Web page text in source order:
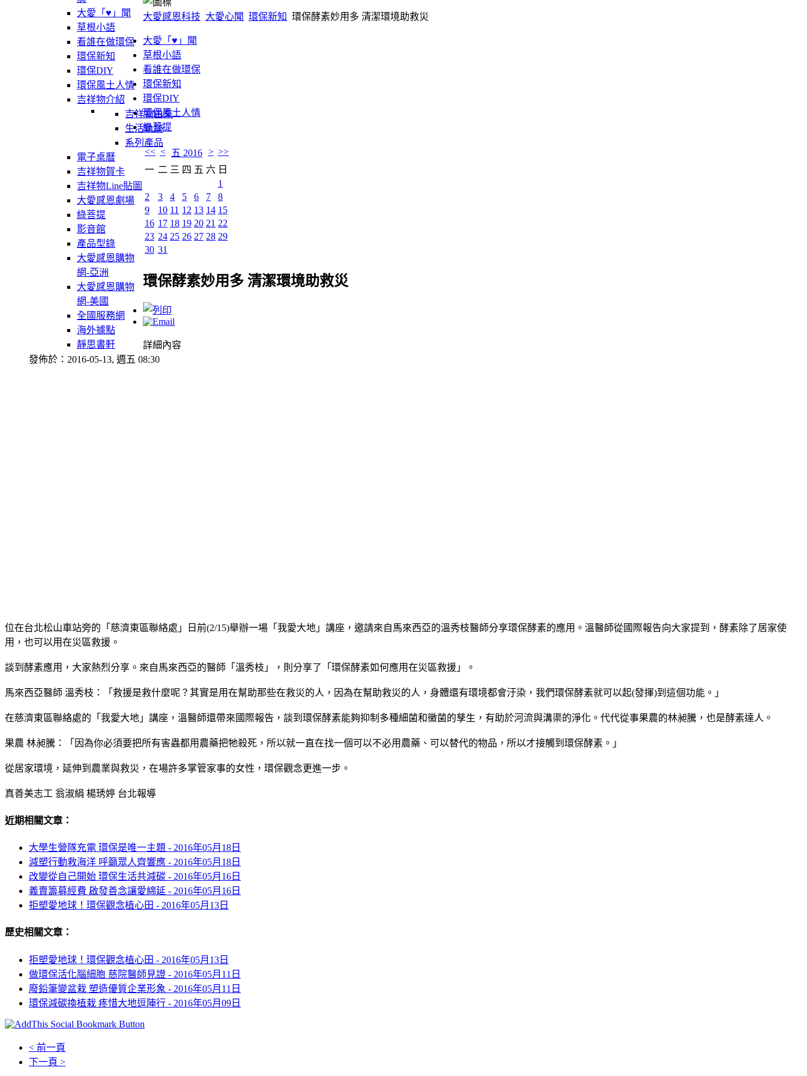
大愛「♥」聞
草根小語
看誰在做環保
環保新知
環保DIY
環保風土人情
吉祥物介紹
吉祥物由來
生活軌跡
系列產品
電子桌曆
吉祥物賀卡
吉祥物Line貼圖
大愛感恩劇場
綠菩提
影音館
產品型錄
大愛感恩購物
網-亞洲
大愛感恩購物
網-美國
全國服務網
海外據點
靜思書軒
大愛感恩科技 大愛心聞 環保新知 環保酵素妙用多 清潔環境助救災
大愛「♥」聞
草根小語
看誰在做環保
環保新知
環保DIY
環保風土人情
綠菩提
<< < 五 2016 > >>
一 二 三 四 五 六 日
1
2
3 4 5 6 7
8
9
10 11 12 13 14 15
16 17 18 19 20 21 22
23 24 25 26 27 28 29
30 31
環保酵素妙用多 清潔環境助救災
詳細內容
發佈於：2016-05-13, 週五 08:30
位在台北松山車站旁的「慈濟東區聯絡處」日前(2/15)舉辦一場「我愛大地」講座，邀請來自馬來西亞的溫秀枝醫師分享環保酵素的應用。溫醫師從國際報告向大家提到，酵素除了居家使
用，也可以用在災區救援。
談到酵素應用，大家熱烈分享。來自馬來西亞的醫師「溫秀枝」，則分享了「環保酵素如何應用在災區救援」。
馬來西亞醫師 溫秀枝：「救援是救什麼呢？其實是用在幫助那些在救災的人，因為在幫助救災的人，身體還有環境都會汙染，我們環保酵素就可以起(發揮)到這個功能。」
在慈濟東區聯絡處的「我愛大地」講座，溫醫師還帶來國際報告，談到環保酵素能夠抑制多種細菌和黴菌的孳生，有助於河流與溝渠的淨化。代代從事果農的林昶騰，也是酵素達人。
果農 林昶騰：「因為你必須要把所有害蟲都用農藥把牠殺死，所以就一直在找一個可以不必用農藥、可以替代的物品，所以才接觸到環保酵素。」
從居家環境，延伸到農業與救災，在場許多掌管家事的女性，環保觀念更進一步。
真善美志工 翁淑絹 楊琇婷 台北報導
近期相關文章：
大學生營隊充電 環保是唯一主題 - 2016年05月18日
減塑行動救海洋 呼籲眾人齊響應 - 2016年05月18日
改變從自己開始 環保生活共減碳 - 2016年05月16日
義賣籌募經費 啟發善念讓愛綿延 - 2016年05月16日
拒塑愛地球！環保觀念植心田 - 2016年05月13日
歷史相關文章：
拒塑愛地球！環保觀念植心田 - 2016年05月13日
做環保活化腦細胞 慈院醫師見證 - 2016年05月11日
廢鉛筆變盆栽 塑造優質企業形象 - 2016年05月11日
環保減碳換植栽 疼惜大地逗陣行 - 2016年05月09日
< 前一頁
下一頁 >